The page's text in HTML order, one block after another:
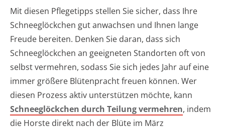
Mit diesen Pflegetipps stellen Sie sicher, dass Ihre
Schneeglöckchen gut anwachsen und Ihnen lange
Freude bereiten. Denken Sie daran, dass sich
Schneeglöckchen an geeigneten Standorten oft von
selbst vermehren, sodass Sie sich jedes Jahr auf eine
immer größere Blütenpracht freuen können. Wer
diesen Prozess aktiv unterstützen möchte, kann
Schneeglöckchen durch Teilung vermehren, indem
die Horste direkt nach der Blüte im März